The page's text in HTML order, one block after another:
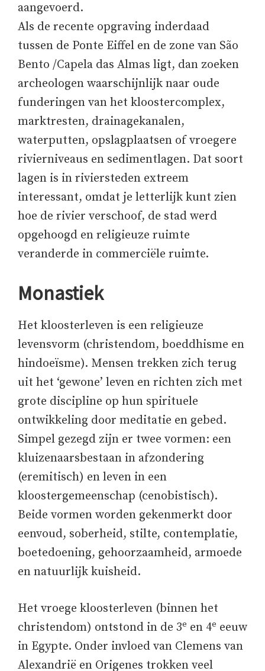
aangevoerd.
Als de recente opgraving inderdaad
tussen de Ponte Eiffel en de zone van São
Bento /Capela das Almas ligt, dan zoeken
archeologen waarschijnlijk naar oude
funderingen van het kloostercomplex,
marktresten, drainagekanalen,
waterputten, opslagplaatsen of vroegere
rivierniveaus en sedimentlagen. Dat soort
lagen is in riviersteden extreem
interessant, omdat je letterlijk kunt zien
hoe de rivier verschoof, de stad werd
opgehoogd en religieuze ruimte
veranderde in commerciële ruimte.
Monastiek
Het kloosterleven is een religieuze
levensvorm (christendom, boeddhisme en
hindoeïsme). Mensen trekken zich terug
uit het ‘gewone’ leven en richten zich met
grote discipline op hun spirituele
ontwikkeling door meditatie en gebed.
Simpel gezegd zijn er twee vormen: een
kluizenaarsbestaan in afzondering
(eremitisch) en leven in een
kloostergemeenschap (cenobistisch).
Beide vormen worden gekenmerkt door
eenvoud, soberheid, stilte, contemplatie,
boetedoening, gehoorzaamheid, armoede
en natuurlijk kuisheid.
Het vroege kloosterleven (binnen het
christendom) ontstond in de 3e en 4e eeuw
in Egypte. Onder invloed van Clemens van
Alexandrië en Origenes trokken veel